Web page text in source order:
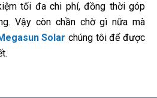
tối đa chi phí, đồng thời góp
Vậy còn chần chờ gì nữa mà
Solar chúng tôi để được